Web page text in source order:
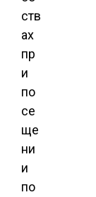
ств
ах
пр
и
по
се
ще
ни
и
по